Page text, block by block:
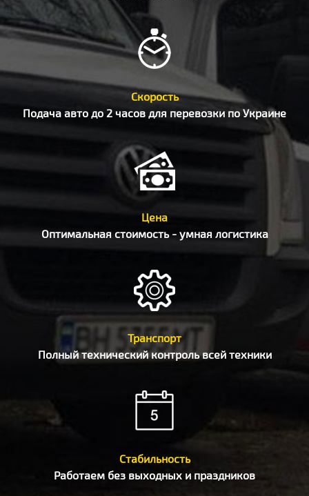
Скорость
Подача авто до 2 часов для перевозки по Украине
Цена
Оптимальная стоимость - умная логистика
Транспорт
Полный технический контроль всей техники
Стабильность
Работаем без выходных и праздников